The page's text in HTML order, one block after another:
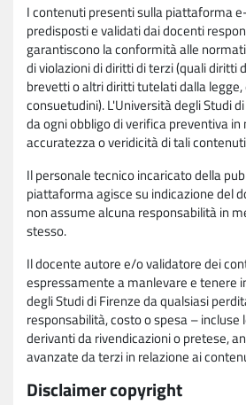
I contenuti presenti sulla piattaforma
predisposti e validati dai docenti
garantiscono la conformità alle
di violazioni di diritti di terzi (quali diritti
brevetti o altri diritti tutelati dalla
consuetudini). L'Università degli Studi
da ogni obbligo di verifica preventiva
accuratezza o veridicità di tali
Il personale tecnico incaricato della
piattaforma agisce su indicazione del
non assume alcuna responsabilità in
stesso.
Il docente autore e/o validatore dei
espressamente a manlevare e tenere
degli Studi di Firenze da qualsiasi
responsabilità, costo o spesa – incluse
derivanti da rivendicazioni o pretese,
avanzate da terzi in relazione ai
Disclaimer copyright